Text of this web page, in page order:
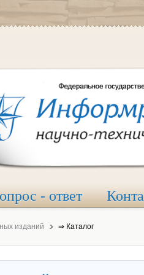
- ответ
изданий ⇒ Каталог